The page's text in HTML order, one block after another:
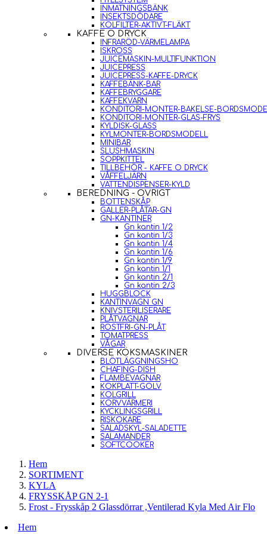
INMATNINGSBÄNK
INSEKTSDÖDARE
KOLFILTER-AKTIVT-FLÄKT
KAFFE O DRYCK
INFRARÖD-VÄRMELAMPA
ISKROSS
JUICEMASKIN-MULTIFUNKTION
JUICEPRESS
JUICEPRESS-KAFFE-DRYCK
KAFFEBÄNK-BAR
KAFFEBRYGGARE
KAFFEKVARN
KONDITORI-MONTER-BAKELSE-
KONDITORI-MONTER-GLAS-FRYS
KYLDISK-GLASS
KYLMONTER-BORDSMODELL
MINIBAR
SLUSHMASKIN
SOPPKITTEL
TILLBEHÖR - KAFFE O DRYCK
VÅFFELJÄRN
VATTENDISPENSER-KYLD
BEREDNING - ÖVRIGT
BOTTENSKÅP
GALLER-PLÅTAR-GN
GN-KANTINER
Gn kantin 1/2
Gn kantin 1/3
Gn kantin 1/4
Gn kantin 1/6
Gn kantin 1/9
Gn kantin 1/1
Gn kantin 2/1
Gn kantin 2/3
HUGGBLOCK
KANTINVAGN GN
KNIVSTERILISERARE
PLÅTVAGNAR
ROSTFRI-GN-PLÅT
TOMATPRESS
VÅGAR
DIVERSE KÖKSMASKINER
BLÖTLÄGGNINGSHO
CHAFING-DISH
FLAMBEVAGNAR
KOKPLATT-GOLV
KOLGRILL
KORVVÄRMERI
KYCKLINGSGRILL
RISKOKARE
SALADSKYL-SALADETTE
SALAMANDER
SOFTCOOKER
Hem
SORTIMENT
KYLA
FRYSSKÅP GN 2-1
Frost - Frysskåp 2 Glassdörrar ,Ventilerad Kyla Med Air Flo
Hem